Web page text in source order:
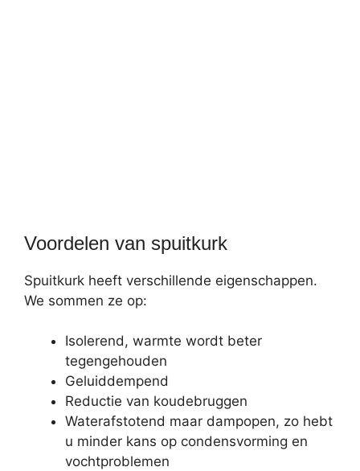
Voordelen van spuitkurk
Spuitkurk heeft verschillende eigenschappen.
We sommen ze op:
Isolerend, warmte wordt beter
tegengehouden
Geluiddempend
Reductie van koudebruggen
Waterafstotend maar dampopen, zo hebt
u minder kans op condensvorming en
vochtproblemen